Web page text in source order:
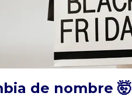
de nombre 🤯